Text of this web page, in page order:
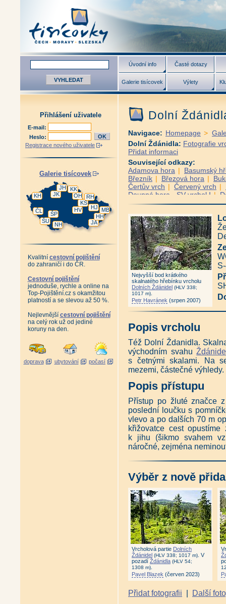
Úvodní info Časté dotazy
Galerie tisícovek Výlety
Přihlášení uživatele
E-mail:
Heslo:
Registrace nového uživatele
Galerie tisícovek
JA
HH
MB
HJ
HV
NH
KS
RH
ŠP
ŠU
OH
JK
KK
ČL
JH
KH
Kvalitní cestovní pojištění
do zahraničí i do ČR.
Cestovní pojištění
jednoduše, rychle a online na
Top-Pojištění.cz s okamžitou
platností a se slevou až 50 %.
Nejlevnější cestovní pojištění
na celý rok už od jediné
koruny na den.
doprava ubytování počasí
Dolní
Navigace: Homepage >
Dolní Ždánidla: Fotografie
Přidat informaci
Související odkazy:
Adamova hora | Basumský
Březník | Březová hora |
Čertův vrch | Červený vrch |
Doupná hora - SV vrchol I |
Helmwald|Hole|Holý vrch
Hvězdná - JV vrchol|Hvozd
Javorná|Javorník|Jedlová
Jelení kaliště|Jelení slať - S
Jezerní hora - S vrchol|
Kamenná hora|Kapraď|
Kochánovský vrch|Koňský
Kostelní vrch - J vrchol|
Lapka|Liščí hora |
Malý Špičák|Medvědí hora -
Můstek|Můstek - Z vrchol I
Nad Hospodárnicí|Nad
Nad myslivnou - S vrchol|
Nad Šmauzy|Nad Vískou
Obrovec - JV vrchol|
Polecký vrch|Polední vrch|
Pomezní vrch|Pomezný|
Prenet|Přední Mlynářská
Radvanovický hřbet - JZ
Skalnatý hřbet - V vrchol|
Solovec
Spálený
Strážný| Strážný - S vrchol
Suchá hora - SZ vrchol
|
Špičák|Špičák| Špičák|
U tří jedlí|V koutě|V oboře
Velká Mokrůvka|Velký
Vítkův kámen|Vlčí kámen|
Vysoký stolec| Výška|
Zátoňská hora - SV vrchol|
Žlebský kopec
Nejvyšší bod krátkého
skalnatého hřebínku vrcholu
Dolních Ždánidel (HLV 338;
1017 m)
Petr Havránek (srpen 2007)
Popis vrcholu
Též Dolní Ždanidla.
východním svahu
s četnými skalami. Na
mezemi, částečné výhledy.
Popis přístupu
Přístup po žluté značce
poslední loučku s
vlevo a po dalších 70 m
křižovatce cest
k jihu (šikmo svahem
náročné, zejména
Výběr z nově
Vrcholová partie Dolních
Ždánidel (HLV 338; 1017 m) . V
pozadí Ždánidla (HLV 54;
1308 m)
Pavel Blazek (červen 2023)
Přidat fotografii Další